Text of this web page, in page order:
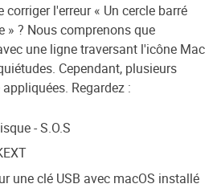
l'erreur « Un cercle barré
» ? Nous comprenons que
une ligne traversant l'icône Mac
Cependant, plusieurs
Regardez :
- S.O.S
une clé USB avec macOS installé